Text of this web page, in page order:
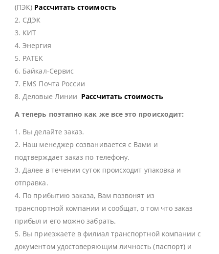
(ПЭК) Рассчитать стоимость
2. СДЭК
3. КИТ
4. Энергия
5. РАТЕК
6. Байкал-Сервис
7. EMS Почта России
8. Деловые Линии Рассчитать стоимость
А теперь поэтапно как же все это происходит:
1. Вы делайте заказ.
2. Наш менеджер созванивается с Вами и
подтверждает заказ по телефону.
3. Далее в течении суток происходит упаковка и
отправка.
4. По прибытию заказа, Вам позвонят из
транспортной компании и сообщат, о том что заказ
прибыл и его можно забрать.
5. Вы приезжаете в филиал транспортной компании с
документом удостоверяющим личность (паспорт) и